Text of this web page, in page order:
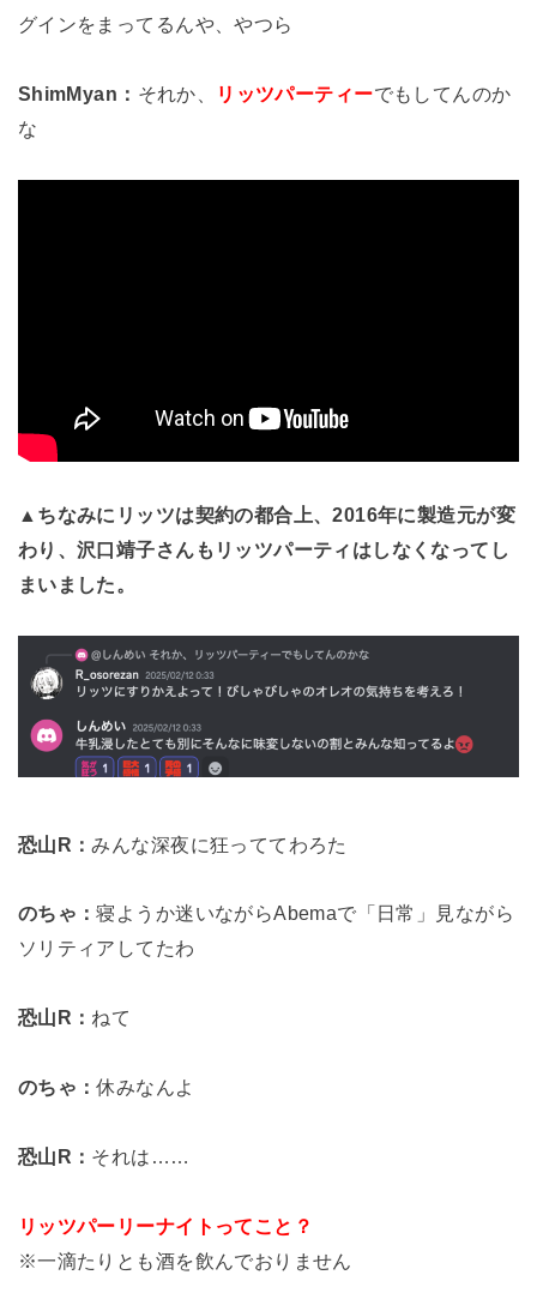
グインをまってるんや、やつら
ShimMyan： それか、 リッツパーティーでもしてんのか
な
▲ちなみにリッツは契約の都合上、2016年に製造元が変
わり、沢口靖子さんもリッツパーティはしなくなってし
まいました。
恐山R： みんな深夜に狂っててわろた
のちゃ：寝ようか迷いながらAbemaで「日常」見ながら
ソリティアしてたわ
恐山R： ねて
のちゃ：休みなんよ
恐山R： それは……
リッツパーリーナイトってこと？
※一滴たりとも酒を飲んでおりません